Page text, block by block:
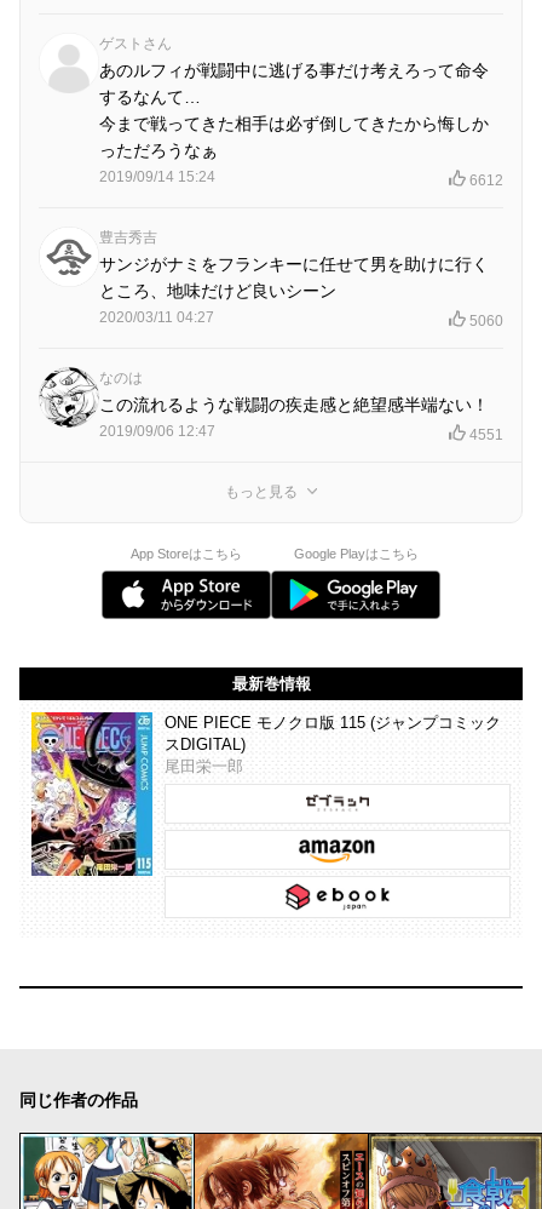
ゲストさん
あのルフィが戦闘中に逃げる事だけ考えろって命令
するなんて…
今まで戦ってきた相手は必ず倒してきたから悔しか
っただろうなぁ
2019/09/14 15:24 6612
豊吉秀吉
サンジがナミをフランキーに任せて男を助けに行く
ところ、地味だけど良いシーン
2020/03/11 04:27 5060
なのは
この流れるような戦闘の疾走感と絶望感半端ない！
2019/09/06 12:47 4551
もっと見る
App Storeはこちら Google Playはこちら
最新巻情報
ONE PIECE モノクロ版 115 (ジャンプコミック
スDIGITAL)
尾田栄一郎
同じ作者の作品